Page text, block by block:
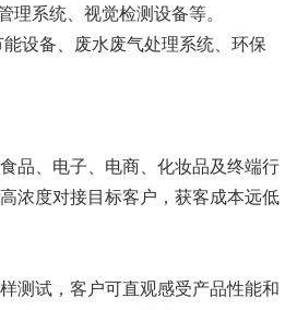
理系统、视觉检测设备等。
设备、废水废气处理系统、环保
品、电子、电商、化妆品及终端行
浓度对接目标客户，获客成本远低
测试，客户可直观感受产品性能和